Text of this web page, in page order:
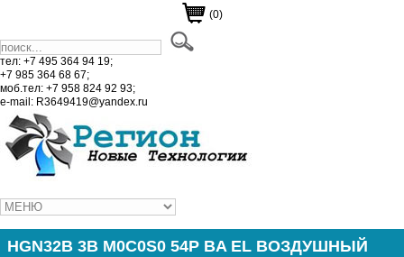
(0)
тел: +7 495 364 94 19;
+7 985 364 68 67;
моб.тел: +7 958 824 92 93;
e-mail: R3649419@yandex.ru
HGN32B 3B M0C0S0 54P BA EL ВОЗДУШНЫЙ